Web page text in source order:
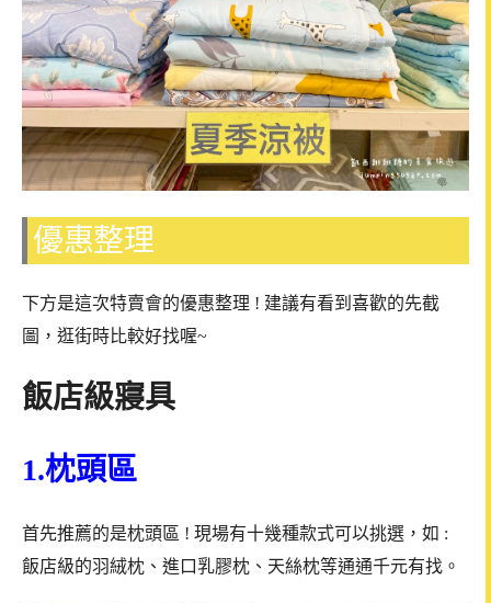
優惠整理
下方是這次特賣會的優惠整理 ! 建議有看到喜歡的先截
圖，逛街時比較好找喔~
飯店級寢具
1.枕頭區
首先推薦的是枕頭區 ! 現場有十幾種款式可以挑選，如 :
飯店級的羽絨枕、進口乳膠枕、天絲枕等通通千元有找。